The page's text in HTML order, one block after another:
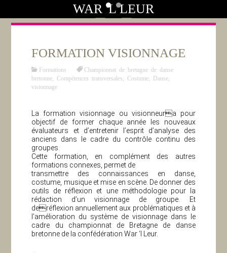
WAR 'L LEUR
FORMATION VISIONNAGE
Formations
Championnat de bretagne de danse
bretonne ,Compétences transversales ,Costume Danse
visionnage
La formation visionnage ou visionneura pour
objectif de former chaque année les nouveaux
évaluateurs et d’entretenir l’esprit d’analyse des
anciens dans le cadre du contrôle continu des
groupes.
Cette formation, en complément des autres
formations connexes, permet de
transmettre des connaissances en danse,
costume, musique et mise en scène. De donner des
outils de réflexion et une méthodologie pour la
rédaction d’un visionnage de groupe. Et
deréflexion annuellement aux problématiques et à
l’amélioration du système de visionnage dans le
cadre du championnat de Bretagne de danse
bretonne de la confédération War ‘l Leur.